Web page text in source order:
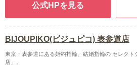
公式HPを見る
BIJOUPIKO(ビジュピコ) 表参道店
東京・表参道にある婚約指輪、結婚指輪の セレクト
店」。